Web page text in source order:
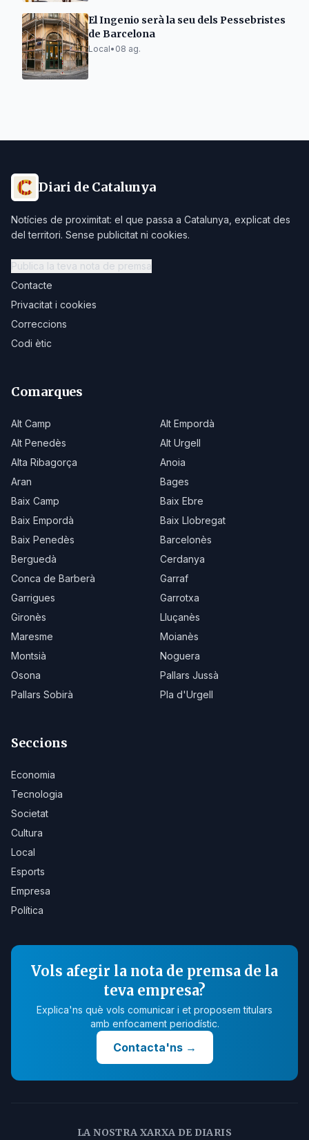
El Ingenio serà la seu dels Pessebristes
de Barcelona
Local• 08 ag.
Diari de Catalunya
Notícies de proximitat: el que passa a Catalunya, explicat des
del territori. Sense publicitat ni cookies.
Publica la teva nota de premsa
Contacte
Privacitat i cookies
Correccions
Codi ètic
Comarques
Alt Camp
Alt Empordà
Alt Penedès
Alt Urgell
Alta Ribagorça
Anoia
Aran
Bages
Baix Camp
Baix Ebre
Baix Empordà
Baix Llobregat
Baix Penedès
Barcelonès
Berguedà
Cerdanya
Conca de Barberà
Garraf
Garrigues
Garrotxa
Gironès
Lluçanès
Maresme
Moianès
Montsià
Noguera
Osona
Pallars Jussà
Pallars Sobirà
Pla d'Urgell
Seccions
Economia
Tecnologia
Societat
Cultura
Local
Esports
Empresa
Política
Vols afegir la nota de premsa de la
teva empresa?
Explica'ns què vols comunicar i et proposem titulars
amb enfocament periodístic.
Contacta'ns→
LA NOSTRA XARXA DE DIARIS